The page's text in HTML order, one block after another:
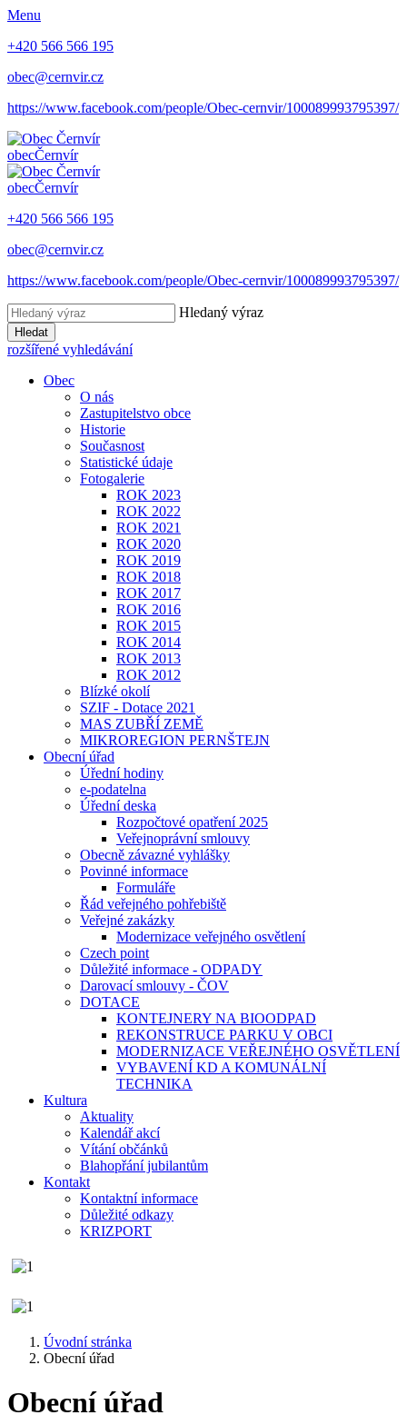
Menu
+420 566 566 195
obec@cernvir.cz
https://www.facebook.com/people/Obec-cernvir/100089993795397/
obecČernvír
obecČernvír
+420 566 566 195
obec@cernvir.cz
https://www.facebook.com/people/Obec-cernvir/100089993795397/
Hledaný výraz
Hledat
rozšířené vyhledávání
Obec
O nás
Zastupitelstvo obce
Historie
Současnost
Statistické údaje
Fotogalerie
ROK 2023
ROK 2022
ROK 2021
ROK 2020
ROK 2019
ROK 2018
ROK 2017
ROK 2016
ROK 2015
ROK 2014
ROK 2013
ROK 2012
Blízké okolí
SZIF - Dotace 2021
MAS ZUBŘÍ ZEMĚ
MIKROREGION PERNŠTEJN
Obecní úřad
Úřední hodiny
e-podatelna
Úřední deska
Rozpočtové opatření 2025
Veřejnoprávní smlouvy
Obecně závazné vyhlášky
Povinné informace
Formuláře
Řád veřejného pohřebiště
Veřejné zakázky
Modernizace veřejného osvětlení
Czech point
Důležité informace - ODPADY
Darovací smlouvy - ČOV
DOTACE
KONTEJNERY NA BIOODPAD
REKONSTRUCE PARKU V OBCI
MODERNIZACE VEŘEJNÉHO OSVĚTLENÍ
VYBAVENÍ KD A KOMUNÁLNÍ
TECHNIKA
Kultura
Aktuality
Kalendář akcí
Vítání občánků
Blahopřání jubilantům
Kontakt
Kontaktní informace
Důležité odkazy
KRIZPORT
Úvodní stránka
Obecní úřad
Obecní úřad